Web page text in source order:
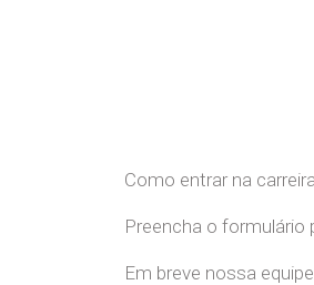
Como entrar na
Preencha o formulário
Em breve nossa